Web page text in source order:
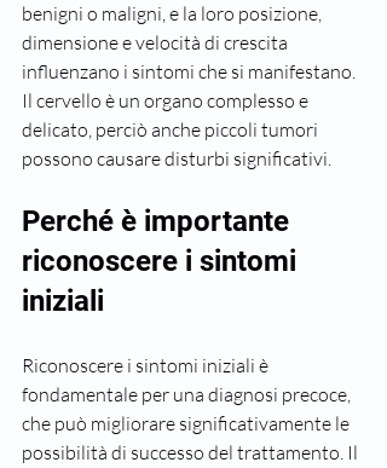
benigni o maligni, e la loro posizione,
dimensione e velocità di crescita
influenzano i sintomi che si manifestano.
Il cervello è un organo complesso e
delicato, perciò anche piccoli tumori
possono causare disturbi significativi.
Perché è importante
riconoscere i sintomi
iniziali
Riconoscere i sintomi iniziali è
fondamentale per una diagnosi precoce,
che può migliorare significativamente le
possibilità di successo del trattamento. Il